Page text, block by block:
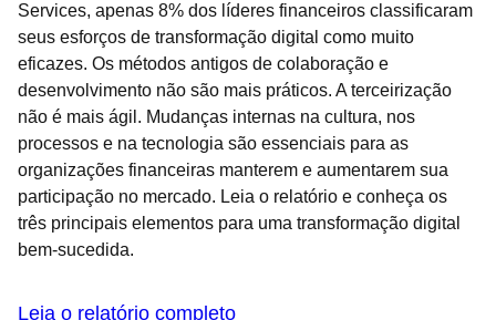
Services, apenas 8% dos líderes financeiros classificaram
seus esforços de transformação digital como muito
eficazes. Os métodos antigos de colaboração e
desenvolvimento não são mais práticos. A terceirização
não é mais ágil. Mudanças internas na cultura, nos
processos e na tecnologia são essenciais para as
organizações financeiras manterem e aumentarem sua
participação no mercado. Leia o relatório e conheça os
três principais elementos para uma transformação digital
bem-sucedida.
Leia o relatório completo